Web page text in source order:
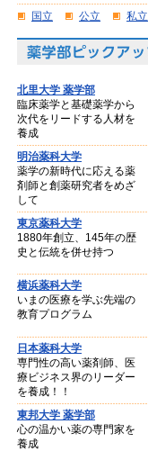
国立
公立 私立
北里大学 薬学部
臨床薬学と基礎薬学から
次代をリードする人材を
養成
明治薬科大学
薬学の新時代に応える薬
剤師と創薬研究者をめざ
して
東京薬科大学
1880年創立、145年の歴
史と伝統を併せ持つ
横浜薬科大学
いまの医療を学ぶ先端の
教育プログラム
日本薬科大学
専門性の高い薬剤師、医
療ビジネス界のリーダー
を養成！！
東邦大学 薬学部
心の温かい薬の専門家を
養成